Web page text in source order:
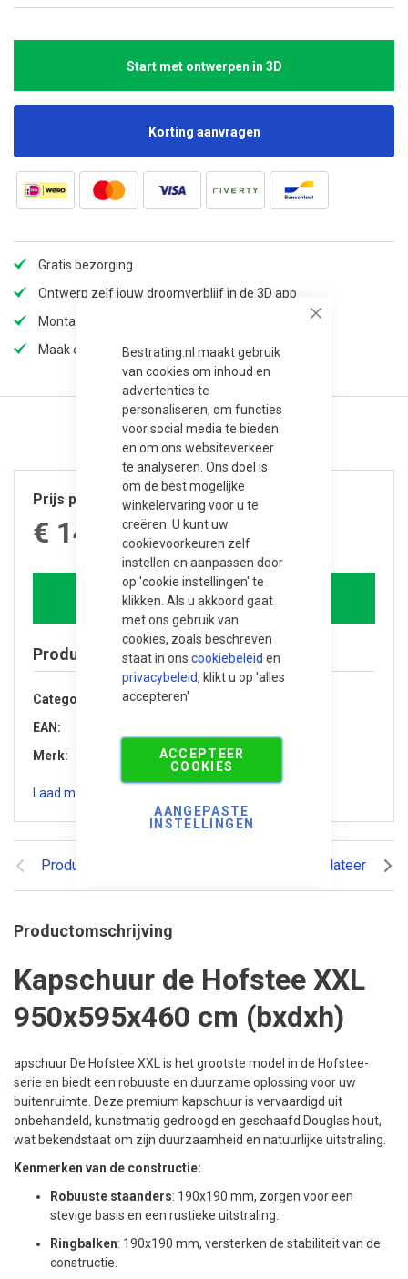
Bestrating.nl maakt gebruik
van cookies om inhoud en
advertenties te
personaliseren, om functies
voor social media te bieden
en om ons websiteverkeer
te analyseren. Ons doel is
om de best mogelijke
winkelervaring voor u te
creëren. U kunt uw
cookievoorkeuren zelf
instellen en aanpassen door
op 'cookie instellingen' te
klikken. Als u akkoord gaat
met ons gebruik van
cookies, zoals beschreven
staat in ons cookiebeleid en
privacybeleid, klikt u op 'alles
accepteren'
ACCEPTEER
COOKIES
AANGEPASTE
INSTELLINGEN
Start met ontwerpen in 3D
Korting aanvragen
Gratis bezorging
Ontwerp zelf jouw droomverblijf in de 3D app
Montage mogelijk
Maak een afspraak in onze showroom
Productomschrijving Gerelateerde
Productomschrijving
Kapschuur de Hofstee XXL
950x595x460 cm (bxdxh)
apschuur De Hofstee XXL is het grootste model in de Hofstee-
serie en biedt een robuuste en duurzame oplossing voor uw
buitenruimte. Deze premium kapschuur is vervaardigd uit
onbehandeld, kunstmatig gedroogd en geschaafd Douglas hout,
wat bekendstaat om zijn duurzaamheid en natuurlijke uitstraling.
Kenmerken van de constructie:
Robuuste staanders: 190x190 mm, zorgen voor een
stevige basis en een rustieke uitstraling.
Ringbalken: 190x190 mm, versterken de stabiliteit van de
constructie.
Prijs per stuk
€ 14,920.00
In winkelwagen
Product specificaties
Categorie
EAN
Merk
Trendhout
Laad meer specificaties